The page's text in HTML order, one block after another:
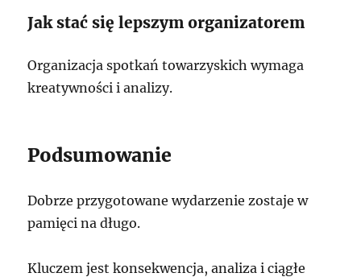
Jak stać się lepszym organizatorem
Organizacja spotkań towarzyskich wymaga
kreatywności i analizy.
Podsumowanie
Dobrze przygotowane wydarzenie zostaje w
pamięci na długo.
Kluczem jest konsekwencja, analiza i ciągłe